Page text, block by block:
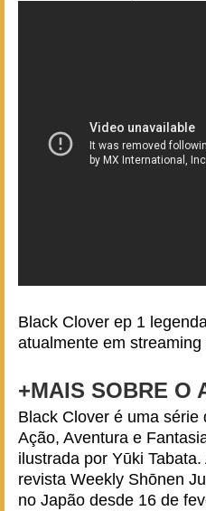
Black Clover ep 1
atualmente em streaming
+MAIS SOBRE O
Black Clover é uma série
Ação, Aventura e
ilustrada por Yūki
revista Weekly Shōnen
no Japão desde 16 de